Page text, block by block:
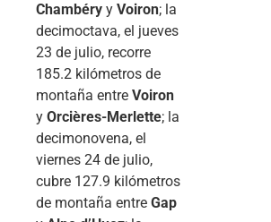
Chambéry y Voiron; la
decimoctava, el jueves
23 de julio, recorre
185.2 kilómetros de
montaña entre Voiron
y Orcières-Merlette; la
decimonovena, el
viernes 24 de julio,
cubre 127.9 kilómetros
de montaña entre Gap